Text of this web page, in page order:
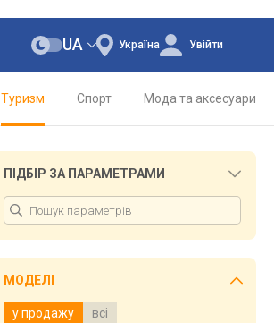
Україна
UA Увійти
Туризм Спорт Мода та аксесуари
ПІДБІР ЗА ПАРАМЕТРАМИ
МОДЕЛІ
у продажу всі